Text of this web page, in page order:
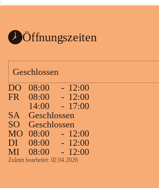
a
Öffnungszeiten
Geschlossen
DO
08:00 - 12:00
FR
08:00 - 12:00
14:00
- 17:00
SA
Geschlossen
SO
Geschlossen
MO 08:00 - 12:00
DI
08:00 - 12:00
MI
08:00 - 12:00
Zuletzt bearbeitet: 02.04.2026